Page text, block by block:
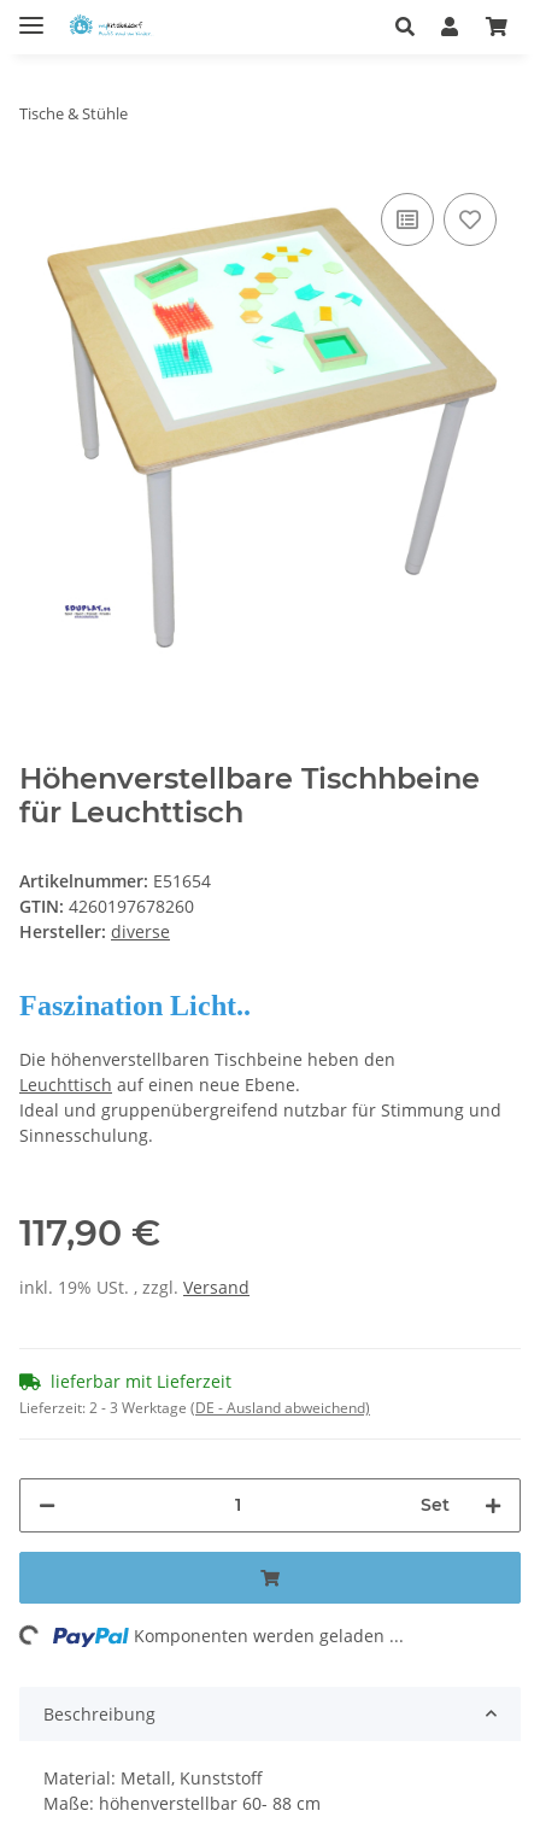
Tische & Stühle
Höhenverstellbare Tischhbeine
für Leuchttisch
Artikelnummer: E51654
GTIN: 4260197678260
Hersteller: diverse
Faszination Licht..
Die höhenverstellbaren Tischbeine heben den
Leuchttisch auf einen neue Ebene.
Ideal und gruppenübergreifend nutzbar für Stimmung und
Sinnesschulung.
117,90 €
inkl. 19% USt. , zzgl. Versand
lieferbar mit Lieferzeit
Lieferzeit:2 - 3 Werktage (DE - Ausland abweichend)
Set
Komponenten werden geladen ...
Beschreibung
Material: Metall, Kunststoff
Maße: höhenverstellbar 60- 88 cm